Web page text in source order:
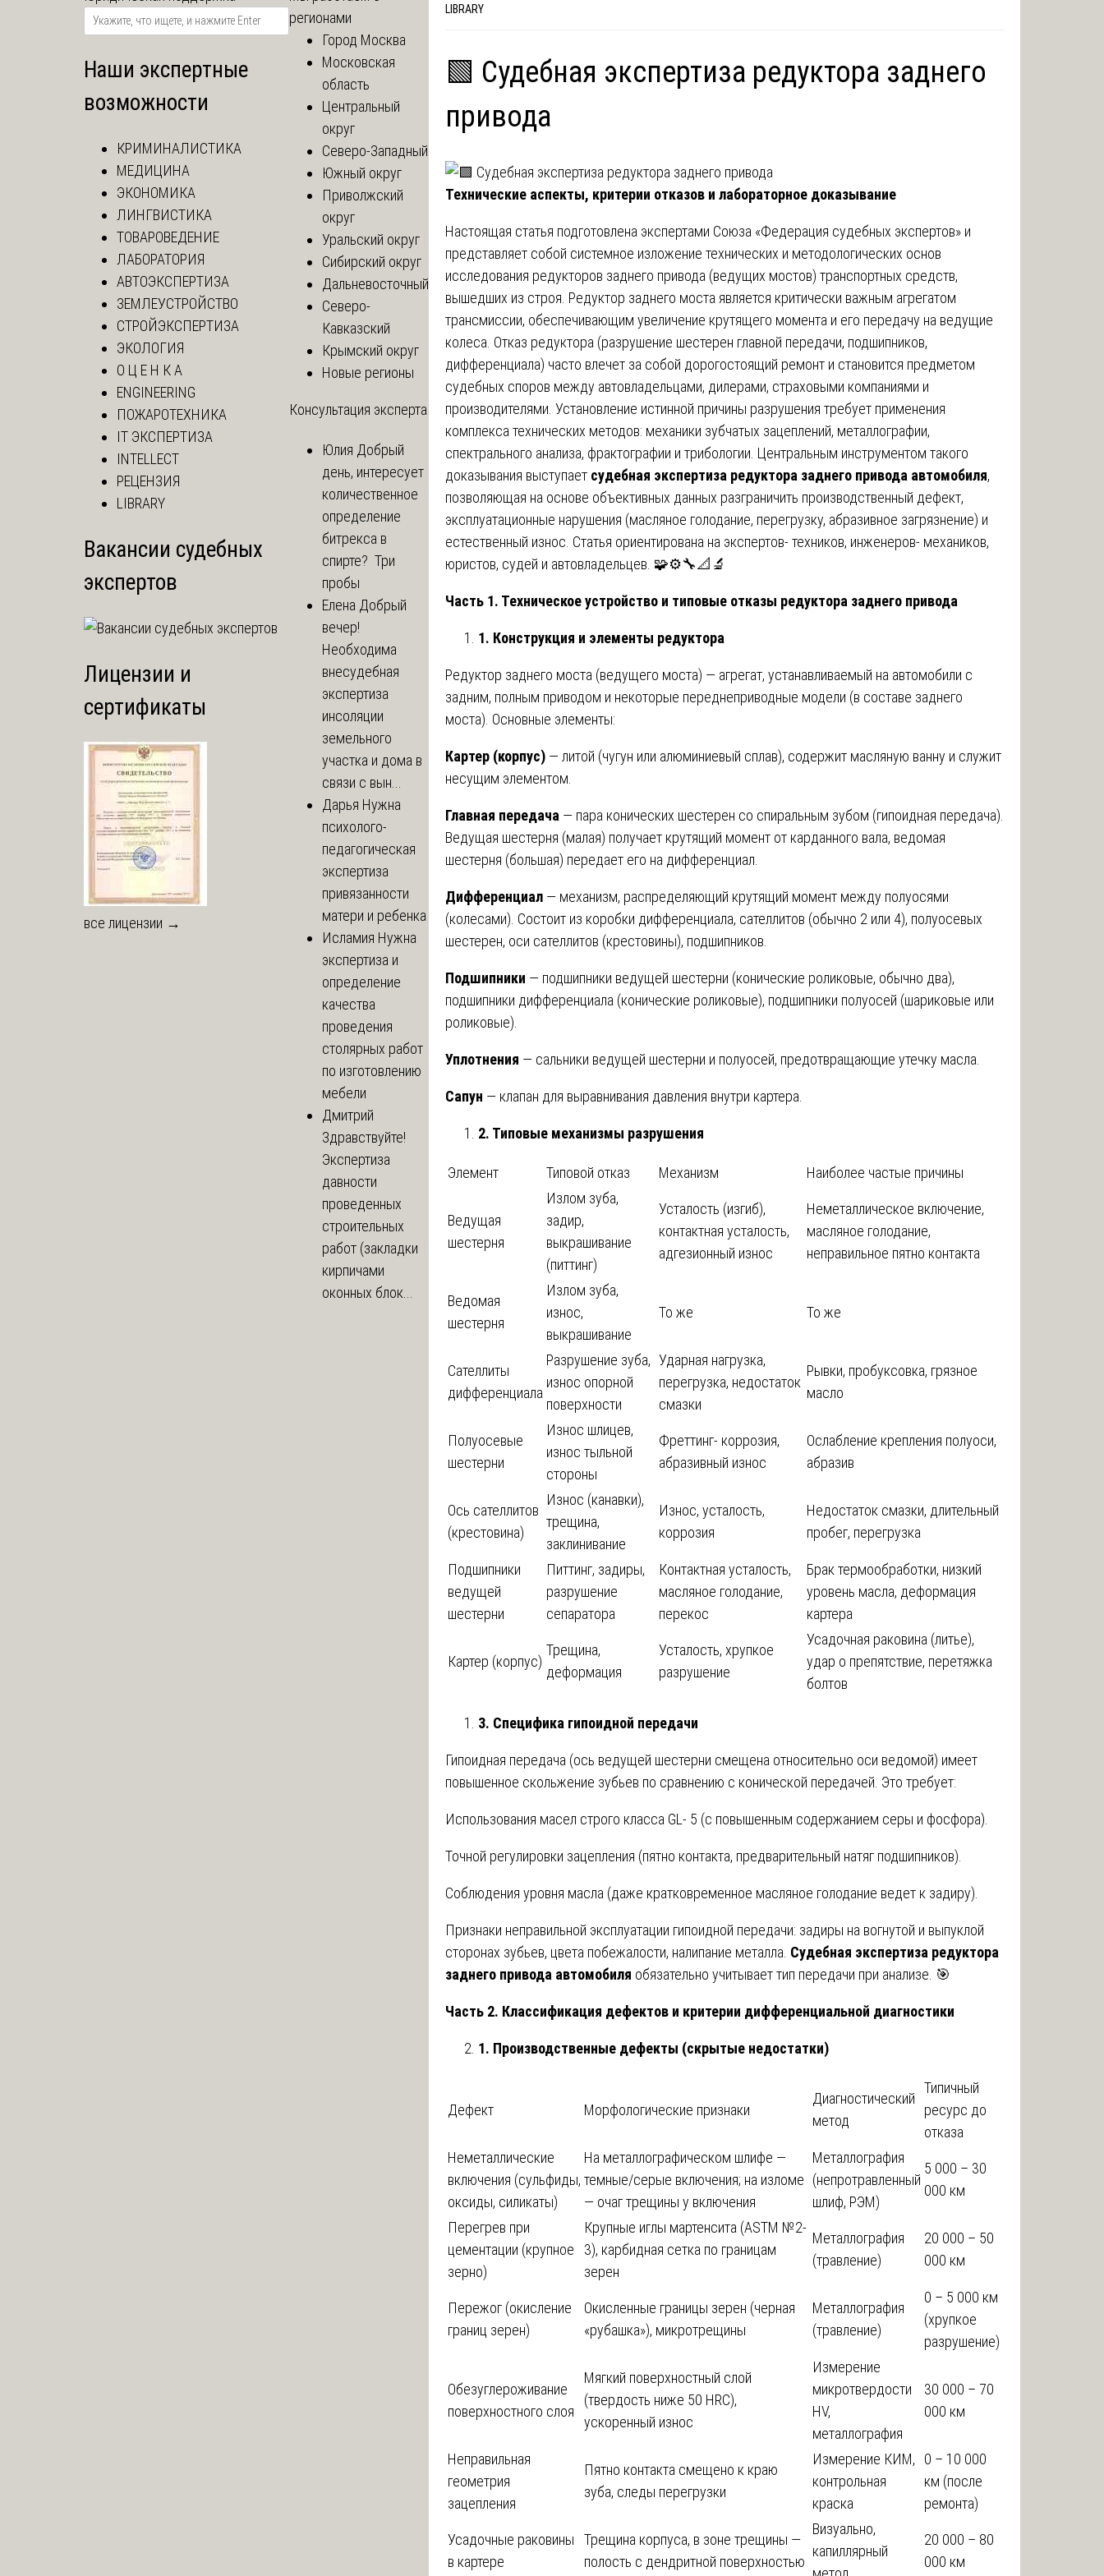
LIBRARY
🟩 Судебная экспертиза редуктора заднего
привода
Технические аспекты, критерии отказов и лабораторное доказывание
Настоящая статья подготовлена экспертами Союза «Федерация судебных экспертов» и
представляет собой системное изложение технических и методологических основ
исследования редукторов заднего привода (ведущих мостов) транспортных средств,
вышедших из строя. Редуктор заднего моста является критически важным агрегатом
трансмиссии, обеспечивающим увеличение крутящего момента и его передачу на ведущие
колеса. Отказ редуктора (разрушение шестерен главной передачи, подшипников,
дифференциала) часто влечет за собой дорогостоящий ремонт и становится предметом
судебных споров между автовладельцами, дилерами, страховыми компаниями и
производителями. Установление истинной причины разрушения требует применения
комплекса технических методов: механики зубчатых зацеплений, металлографии,
спектрального анализа, фрактографии и трибологии. Центральным инструментом такого
доказывания выступает судебная экспертиза редуктора заднего привода автомобиля,
позволяющая на основе объективных данных разграничить производственный дефект,
эксплуатационные нарушения (масляное голодание, перегрузку, абразивное загрязнение) и
естественный износ. Статья ориентирована на экспертов- техников, инженеров- механиков,
юристов, судей и автовладельцев. 🧩⚙️🔧📐🔬
Часть 1. Техническое устройство и типовые отказы редуктора заднего привода
1. Конструкция и элементы редуктора
Редуктор заднего моста (ведущего моста) — агрегат, устанавливаемый на автомобили с
задним, полным приводом и некоторые переднеприводные модели (в составе заднего
моста). Основные элементы:
Картер (корпус) — литой (чугун или алюминиевый сплав), содержит масляную ванну и служит
несущим элементом.
Главная передача — пара конических шестерен со спиральным зубом (гипоидная передача).
Ведущая шестерня (малая) получает крутящий момент от карданного вала, ведомая
шестерня (большая) передает его на дифференциал.
Дифференциал — механизм, распределяющий крутящий момент между полуосями
(колесами). Состоит из коробки дифференциала, сателлитов (обычно 2 или 4), полуосевых
шестерен, оси сателлитов (крестовины), подшипников.
Подшипники — подшипники ведущей шестерни (конические роликовые, обычно два),
подшипники дифференциала (конические роликовые), подшипники полуосей (шариковые или
роликовые).
Уплотнения — сальники ведущей шестерни и полуосей, предотвращающие утечку масла.
Сапун — клапан для выравнивания давления внутри картера.
2. Типовые механизмы разрушения
Элемент Типовой отказ Механизм Наиболее частые причины
Ведущая
шестерня
Излом зуба,
задир,
выкрашивание
(питтинг)
Усталость (изгиб),
контактная усталость,
адгезионный износ
Неметаллическое включение,
масляное голодание,
неправильное пятно контакта
Ведомая
шестерня
Излом зуба,
износ,
выкрашивание
То же То же
Сателлиты
дифференциала
Разрушение зуба,
износ опорной
поверхности
Ударная нагрузка,
перегрузка, недостаток
смазки
Рывки, пробуксовка, грязное
масло
Полуосевые
шестерни
Износ шлицев,
износ тыльной
стороны
Фреттинг- коррозия,
абразивный износ
Ослабление крепления полуоси,
абразив
Ось сателлитов
(крестовина)
Износ (канавки),
трещина,
заклинивание
Износ, усталость,
коррозия
Недостаток смазки, длительный
пробег, перегрузка
Подшипники
ведущей
шестерни
Питтинг, задиры,
разрушение
сепаратора
Контактная усталость,
масляное голодание,
перекос
Брак термообработки, низкий
уровень масла, деформация
картера
Картер (корпус)
Трещина,
деформация
Усталость, хрупкое
разрушение
Усадочная раковина (литье),
удар о препятствие, перетяжка
болтов
3. Специфика гипоидной передачи
Гипоидная передача (ось ведущей шестерни смещена относительно оси ведомой) имеет
повышенное скольжение зубьев по сравнению с конической передачей. Это требует:
Использования масел строго класса GL- 5 (с повышенным содержанием серы и фосфора).
Точной регулировки зацепления (пятно контакта, предварительный натяг подшипников).
Соблюдения уровня масла (даже кратковременное масляное голодание ведет к задиру).
Признаки неправильной эксплуатации гипоидной передачи: задиры на вогнутой и выпуклой
сторонах зубьев, цвета побежалости, налипание металла. Судебная экспертиза редуктора
заднего привода автомобиля обязательно учитывает тип передачи при анализе. 🎯
Часть 2. Классификация дефектов и критерии дифференциальной диагностики
1. Производственные дефекты (скрытые недостатки)
Дефект Морфологические признаки
Диагностический
метод
Типичный
ресурс до
отказа
Неметаллические
включения (сульфиды,
оксиды, силикаты)
На металлографическом шлифе —
темные/серые включения; на изломе
— очаг трещины у включения
Металлография
(непротравленный
шлиф, РЭМ)
5 000 – 30
000 км
Перегрев при
цементации (крупное
зерно)
Крупные иглы мартенсита (ASTM №2-
3), карбидная сетка по границам
зерен
Металлография
(травление)
20 000 – 50
000 км
Пережог (окисление
границ зерен)
Окисленные границы зерен (черная
«рубашка»), микротрещины
Металлография
(травление)
0 – 5 000 км
(хрупкое
разрушение)
Обезуглероживание
поверхностного слоя
Мягкий поверхностный слой
(твердость ниже 50 HRC),
ускоренный износ
Измерение
микротвердости
HV,
металлография
30 000 – 70
000 км
Неправильная
геометрия
зацепления
Пятно контакта смещено к краю
зуба, следы перегрузки
Измерение КИМ,
контрольная
краска
0 – 10 000
км (после
ремонта)
Усадочные раковины
в картере
Трещина корпуса, в зоне трещины —
полость с дендритной поверхностью
Визуально,
капиллярный
20 000 – 80
000 км
Наши экспертные
возможности
КРИМИНАЛИСТИКА
МЕДИЦИНА
ЭКОНОМИКА
ЛИНГВИСТИКА
ТОВАРОВЕДЕНИЕ
ЛАБОРАТОРИЯ
АВТОЭКСПЕРТИЗА
ЗЕМЛЕУСТРОЙСТВО
СТРОЙЭКСПЕРТИЗА
ЭКОЛОГИЯ
О Ц Е Н К А
ENGINEERING
ПОЖАРОТЕХНИКА
IT ЭКСПЕРТИЗА
INTELLECT
РЕЦЕНЗИЯ
LIBRARY
Вакансии судебных
экспертов
Лицензии и
сертификаты
все лицензии →
регионами
Город Москва
Московская
область
Центральный
округ
Северо-Западный
Южный округ
Приволжский
округ
Уральский округ
Сибирский округ
Дальневосточный
Северо-
Кавказский
Крымский округ
Новые регионы
Консультация эксперта
Юлия Добрый
день, интересует
количественное
определение
битрекса в
спирте? Три
пробы
Елена Добрый
вечер!
Необходима
внесудебная
экспертиза
инсоляции
земельного
участка и дома в
связи с вын...
Дарья Нужна
психолого-
педагогическая
экспертиза
привязанности
матери и ребенка
Исламия Нужна
экспертиза и
определение
качества
проведения
столярных работ
по изготовлению
мебели
Дмитрий
Здравствуйте!
Экспертиза
давности
проведенных
строительных
работ (закладки
кирпичами
оконных блок...